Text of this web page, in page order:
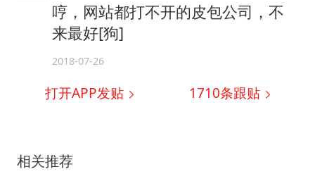
哼，网站都打不开的皮包公司，不
来最好[狗]
2018-07-26
打开APP发贴 1710条跟贴
相关推荐